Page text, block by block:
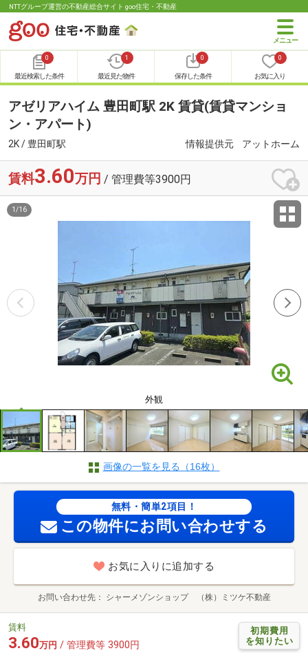
NTTグループ運営の不動産総合サイト goo住宅・不動産
0
最近検索した条件
1
最近見た物件
0
保存した条件
0
お気に入り
アゼリアハイム 豊田町駅 2K 賃貸(賃貸マンショ
ン・アパート)
2K / 豊田町駅 情報提供元 アットホーム
賃料3.60万円 / 管理費等3900円
外観
1 /16
画像の一覧を見る（16枚）
無料・簡単2項目！
この物件にお問い合わせする
お気に入りに追加する
お問い合わせ先 シャーメゾンショップ （株）ミツケ不動産
初期費用
を知りたい
賃料
3.60万円 / 管理費等 3900円